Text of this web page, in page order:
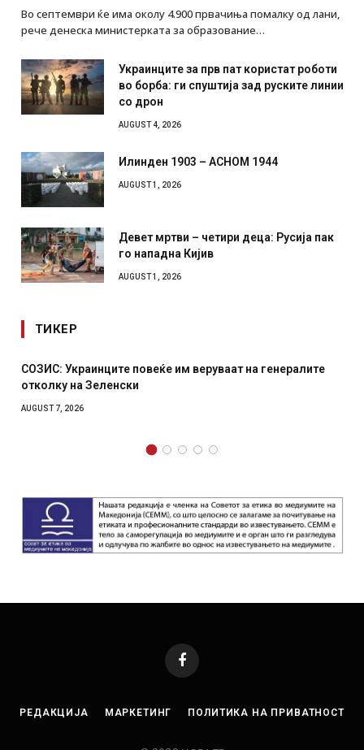
Во септември ќе има околу 4.900 првачиња помалку од лани,
рече денеска министерката за образование…
Украинците за прв пат користат роботи
во борба: ги спуштија зад руските линии
со дрон
AUGUST 4, 2026
Илинден 1903 – АСНОМ 1944
AUGUST 1, 2026
Девет мртви – четири деца: Русија пак
го нападна Кијив
AUGUST 1, 2026
ТИКЕР
на генералите
Рачна бомба експлодира пред
Facebook
РЕДАКЦИЈА МАРКЕТИНГ ПОЛИТИКА НА ПРИВАТНОСТ